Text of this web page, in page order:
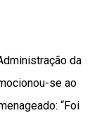
da
se ao
“Foi